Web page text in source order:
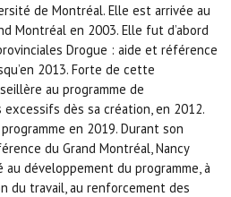
de Montréal. Elle est arrivée au
Montréal en 2003. Elle fut d’abord
Drogue : aide et référence
2013. Forte de cette
au programme de
dès sa création, en 2012.
en 2019. Durant son
du Grand Montréal, Nancy
développement du programme, à
du travail, au renforcement des